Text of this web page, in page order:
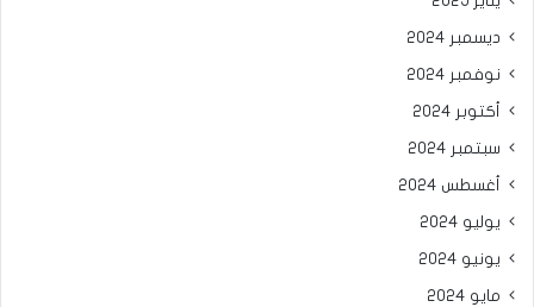
ديسمبر 2024
نوفمبر 2024
أكتوبر 2024
سبتمبر 2024
أغسطس 2024
يوليو 2024
يونيو 2024
مايو 2024